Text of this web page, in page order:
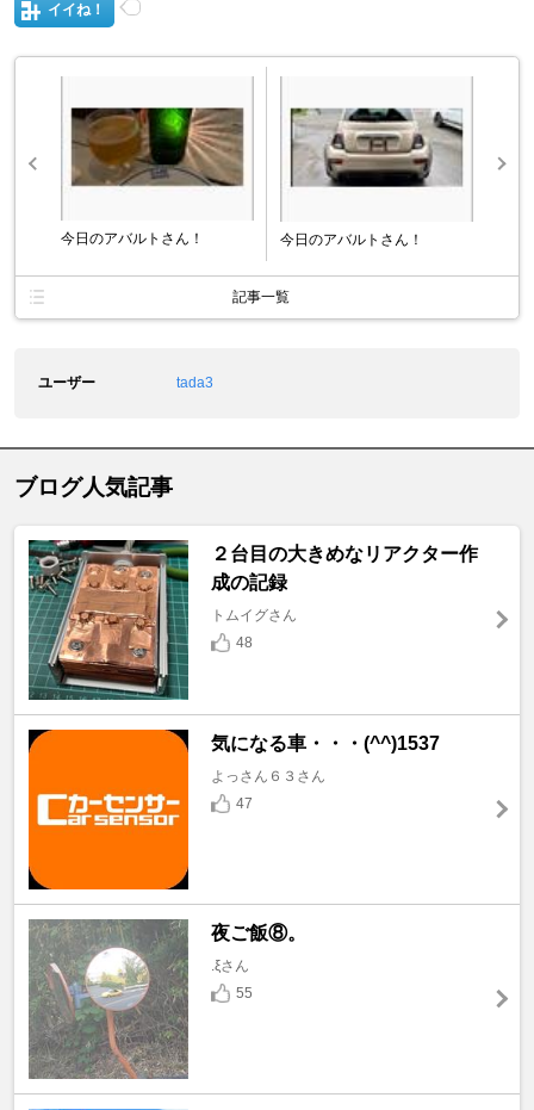
イイね！
今日のアバルトさん！ 今日のアバルトさん！
記事一覧
ユーザー tada3
ブログ人気記事
２台目の大きめなリアクター作
成の記録
トムイグさん
48
気になる車・・・(^^)1537
よっさん６３さん
47
夜ご飯⑧。
.ξさん
55